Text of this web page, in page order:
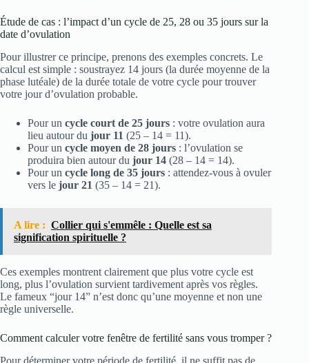
Étude de cas : l’impact d’un cycle de 25, 28 ou 35 jours sur la
date d’ovulation
Pour illustrer ce principe, prenons des exemples concrets. Le
calcul est simple : soustrayez 14 jours (la durée moyenne de la
phase lutéale) de la durée totale de votre cycle pour trouver
votre jour d’ovulation probable.
Pour un cycle court de 25 jours : votre ovulation aura
lieu autour du jour 11 (25 – 14 = 11).
Pour un cycle moyen de 28 jours : l’ovulation se
produira bien autour du jour 14 (28 – 14 = 14).
Pour un cycle long de 35 jours : attendez-vous à ovuler
vers le jour 21 (35 – 14 = 21).
A lire : Collier qui s'emmêle : Quelle est sa
signification spirituelle ?
Ces exemples montrent clairement que plus votre cycle est
long, plus l’ovulation survient tardivement après vos règles.
Le fameux “jour 14” n’est donc qu’une moyenne et non une
règle universelle.
Comment calculer votre fenêtre de fertilité sans vous tromper ?
Pour déterminer votre période de fertilité, il ne suffit pas de